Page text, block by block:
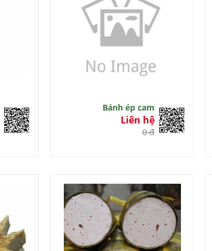
Bánh ép cam
Liên hệ
0 đ